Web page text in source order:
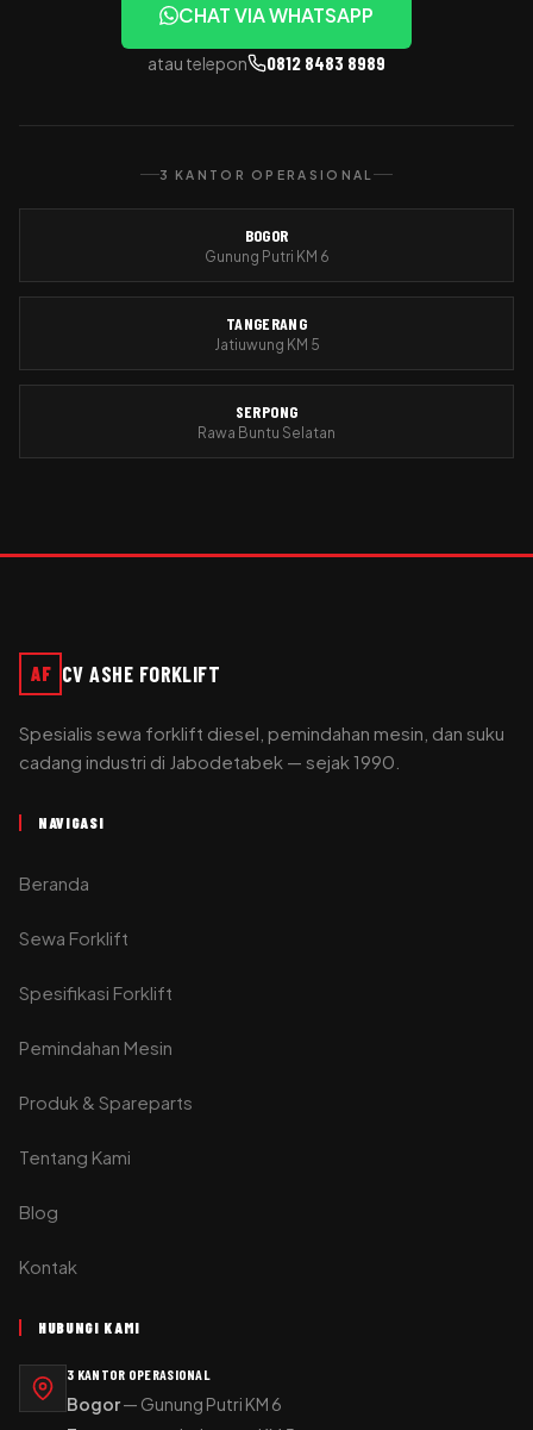
CHAT VIA WHATSAPP
atau telepon 0812 8483 8989
3 KANTOR OPERASIONAL
BOGOR
Gunung Putri KM 6
TANGERANG
Jatiuwung KM 5
SERPONG
Rawa Buntu Selatan
AF CV ASHE FORKLIFT
Spesialis sewa forklift diesel, pemindahan mesin, dan suku
cadang industri di Jabodetabek — sejak 1990.
NAVIGASI
Beranda
Sewa Forklift
Spesifikasi Forklift
Pemindahan Mesin
Produk & Spareparts
Tentang Kami
Blog
Kontak
HUBUNGI KAMI
3 KANTOR OPERASIONAL
Bogor— Gunung Putri KM 6